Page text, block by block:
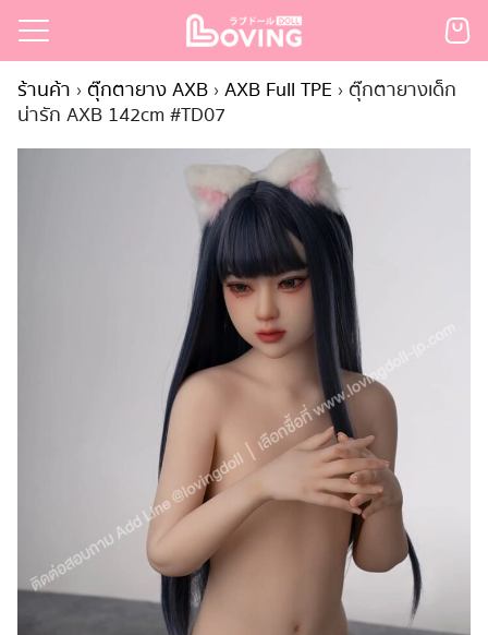
Skip
content
ก
for:
ร้านค้า › ตุ๊กตายาง AXB › AXB Full TPE › ตุ๊กตายางเด็ก
น่ารัก AXB 142cm #TD07